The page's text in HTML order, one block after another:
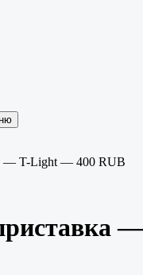
— T-Light — 400 RUB